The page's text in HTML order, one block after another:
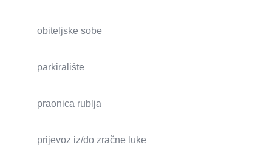
obiteljske sobe
parkiralište
praonica rublja
prijevoz iz/do zračne luke